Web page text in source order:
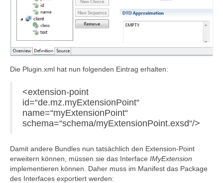
Die Plugin.xml hat nun folgenden Eintrag erhalten:
<extension-point
id=“de.mz.myExtensionPoint“
name=“myExtensionPoint“
schema=“schema/myExtensionPoint.exsd“/>
Damit andere Bundles nun tatsächlich den Extension-Point
erweitern können, müssen sie das Interface IMyExtension
implementieren können. Daher muss im Manifest das Package
des Interfaces exportiert werden: